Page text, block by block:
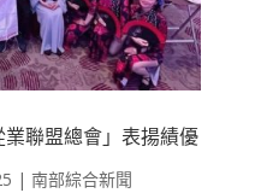
聯盟總會」表揚績優
| 南部綜合新聞